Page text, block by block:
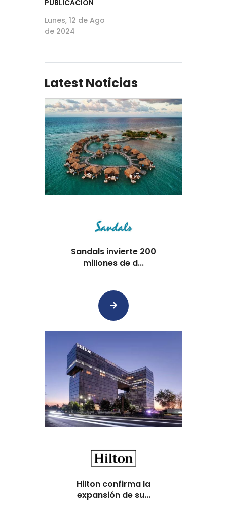
PUBLICACIÓN
Lunes, 12 de Ago
de 2024
Latest Noticias
Sandals invierte 200
millones de d...
Hilton confirma la
expansión de su...